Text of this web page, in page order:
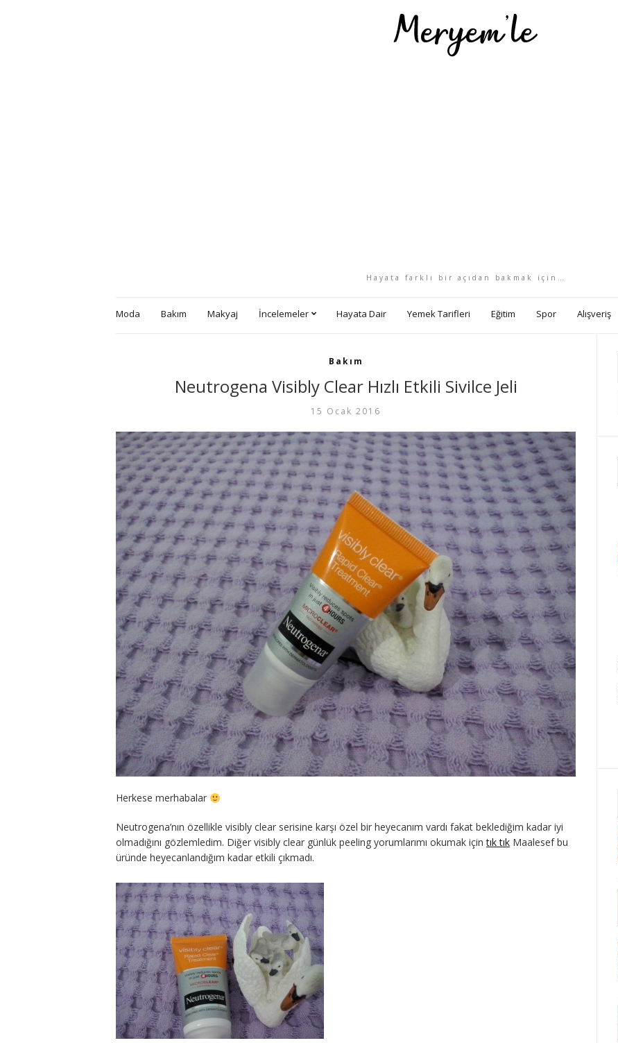
Hayata farklı bir açıdan bakmak için…
Moda Bakım Makyaj İncelemeler Hayata Dair Yemek Tarifleri Eğitim Spor Alışveriş
Bakım
Neutrogena Visibly Clear Hızlı Etkili Sivilce Jeli
15 Ocak 2016
Herkese merhabalar
Neutrogena’nın özellikle visibly clear serisine karşı özel bir heyecanım vardı fakat beklediğim kadar iyi
olmadığını gözlemledim. Diğer visibly clear günlük peeling yorumlarımı okumak içintık tık Maalesef bu
üründe heyecanlandığım kadar etkili çıkmadı.